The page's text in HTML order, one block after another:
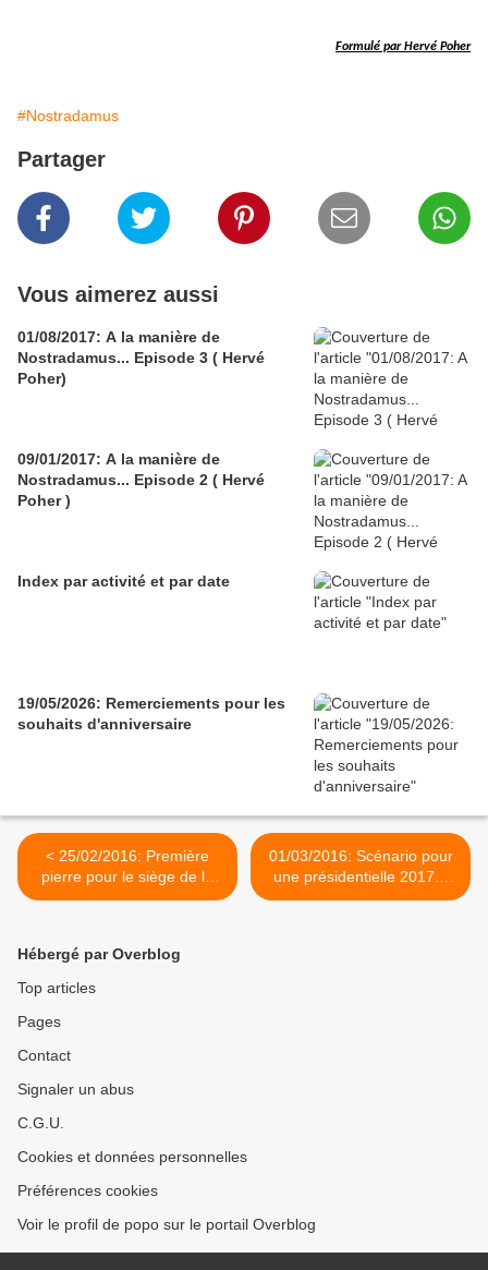
Formulé par Hervé Poher
#Nostradamus
Partager
Vous aimerez aussi
01/08/2017: A la manière de
Nostradamus... Episode 3 ( Hervé
Poher)
09/01/2017: A la manière de
Nostradamus... Episode 2 ( Hervé
Poher )
Index par activité et par date
19/05/2026: Remerciements pour les
souhaits d'anniversaire
< 25/02/2016: Première
pierre pour le siège de la
Communauté de
01/03/2016: Scénario pour
une présidentielle 2017...
par Hervé Poher >
Hébergé par Overblog
Top articles
Pages
Contact
Signaler un abus
C.G.U.
Cookies et données personnelles
Préférences cookies
Voir le profil de popo sur le portail Overblog